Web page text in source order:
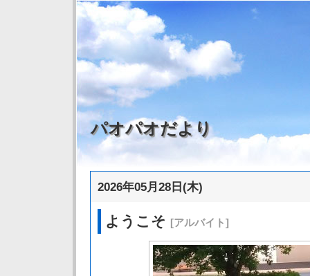
パオパオだより
2026年05月28日(木)
ようこそ [アルバイト]